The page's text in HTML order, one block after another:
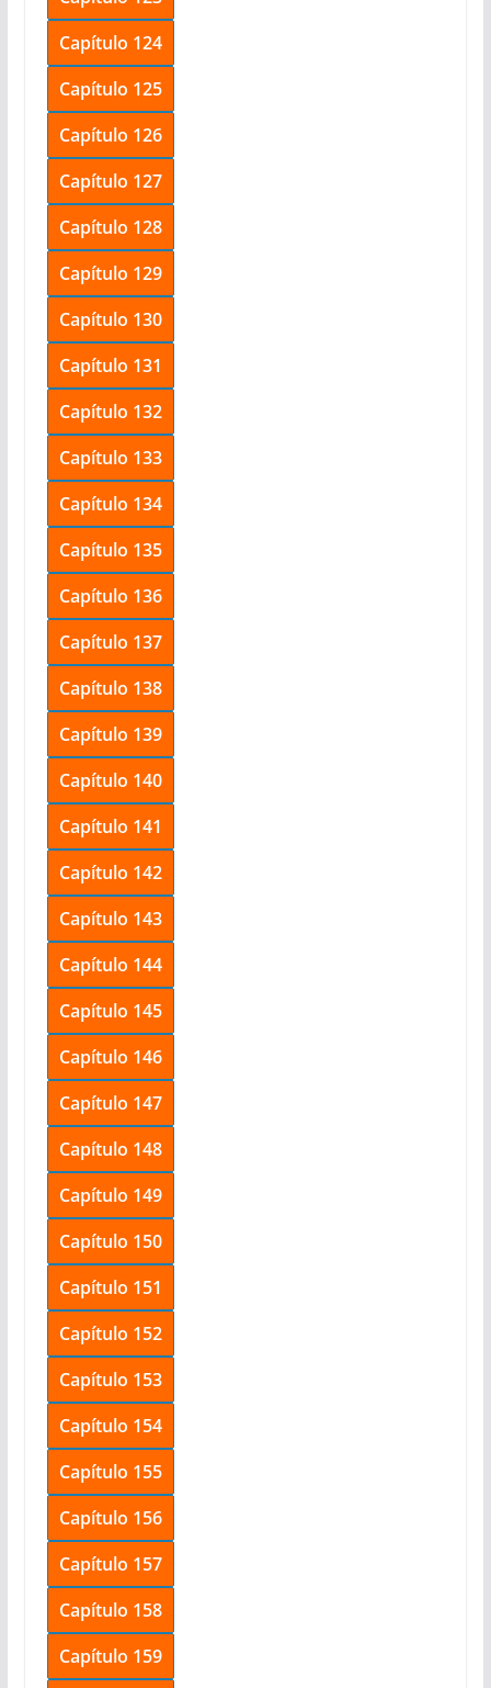
Capítulo 124
Capítulo 125
Capítulo 126
Capítulo 127
Capítulo 128
Capítulo 129
Capítulo 130
Capítulo 131
Capítulo 132
Capítulo 133
Capítulo 134
Capítulo 135
Capítulo 136
Capítulo 137
Capítulo 138
Capítulo 139
Capítulo 140
Capítulo 141
Capítulo 142
Capítulo 143
Capítulo 144
Capítulo 145
Capítulo 146
Capítulo 147
Capítulo 148
Capítulo 149
Capítulo 150
Capítulo 151
Capítulo 152
Capítulo 153
Capítulo 154
Capítulo 155
Capítulo 156
Capítulo 157
Capítulo 158
Capítulo 159